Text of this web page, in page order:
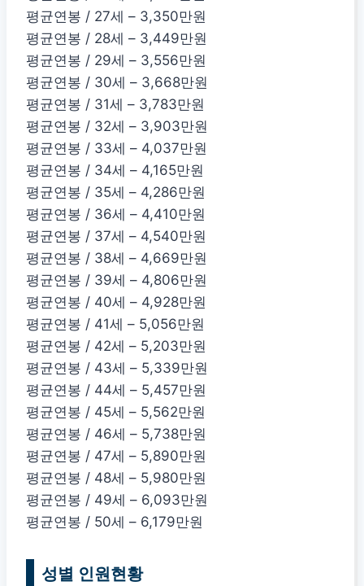
평균연봉 / 27세 – 3,350만원
평균연봉 / 28세 – 3,449만원
평균연봉 / 29세 – 3,556만원
평균연봉 / 30세 – 3,668만원
평균연봉 / 31세 – 3,783만원
평균연봉 / 32세 – 3,903만원
평균연봉 / 33세 – 4,037만원
평균연봉 / 34세 – 4,165만원
평균연봉 / 35세 – 4,286만원
평균연봉 / 36세 – 4,410만원
평균연봉 / 37세 – 4,540만원
평균연봉 / 38세 – 4,669만원
평균연봉 / 39세 – 4,806만원
평균연봉 / 40세 – 4,928만원
평균연봉 / 41세 – 5,056만원
평균연봉 / 42세 – 5,203만원
평균연봉 / 43세 – 5,339만원
평균연봉 / 44세 – 5,457만원
평균연봉 / 45세 – 5,562만원
평균연봉 / 46세 – 5,738만원
평균연봉 / 47세 – 5,890만원
평균연봉 / 48세 – 5,980만원
평균연봉 / 49세 – 6,093만원
평균연봉 / 50세 – 6,179만원
성별 인원현황